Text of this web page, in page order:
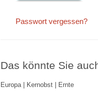
Passwort vergessen?
Das könnte Sie
Europa | Kernobst | Ernte